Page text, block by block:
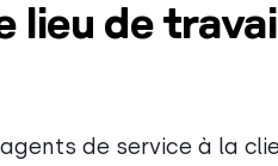
lieu de
de service à la